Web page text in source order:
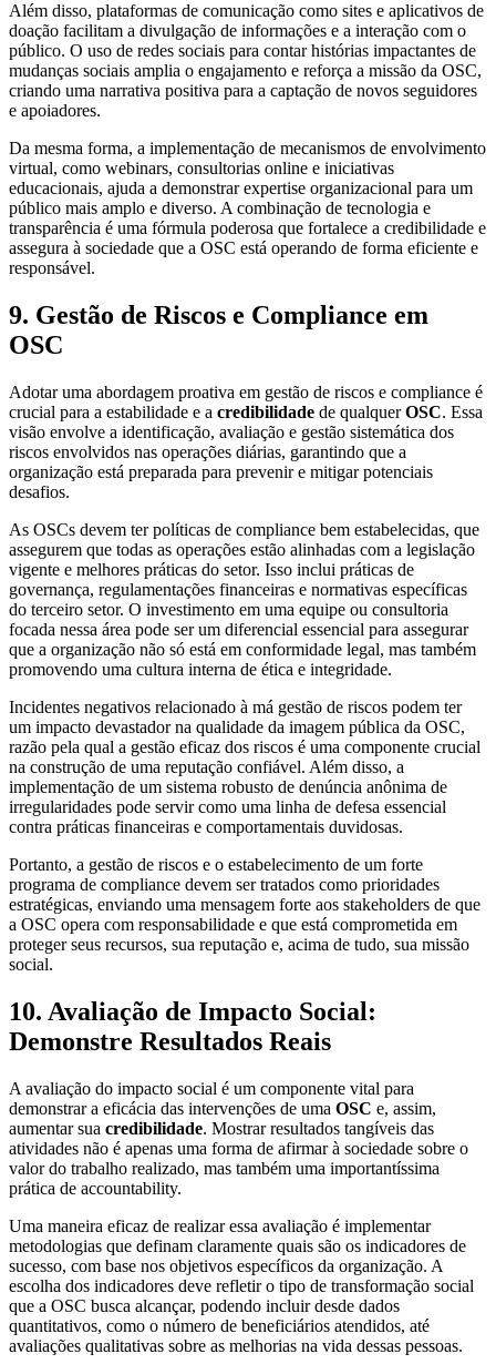
Além disso, plataformas de comunicação como sites e aplicativos de
doação facilitam a divulgação de informações e a interação com o
público. O uso de redes sociais para contar histórias impactantes de
mudanças sociais amplia o engajamento e reforça a missão da OSC,
criando uma narrativa positiva para a captação de novos seguidores
e apoiadores.
Da mesma forma, a implementação de mecanismos de envolvimento
virtual, como webinars, consultorias online e iniciativas
educacionais, ajuda a demonstrar expertise organizacional para um
público mais amplo e diverso. A combinação de tecnologia e
transparência é uma fórmula poderosa que fortalece a credibilidade e
assegura à sociedade que a OSC está operando de forma eficiente e
responsável.
9. Gestão de Riscos e Compliance em
OSC
Adotar uma abordagem proativa em gestão de riscos e compliance é
crucial para a estabilidade e a credibilidade de qualquerOSC. Essa
visão envolve a identificação, avaliação e gestão sistemática dos
riscos envolvidos nas operações diárias, garantindo que a
organização está preparada para prevenir e mitigar potenciais
desafios.
As OSCs devem ter políticas de compliance bem estabelecidas, que
assegurem que todas as operações estão alinhadas com a legislação
vigente e melhores práticas do setor. Isso inclui práticas de
governança, regulamentações financeiras e normativas específicas
do terceiro setor. O investimento em uma equipe ou consultoria
focada nessa área pode ser um diferencial essencial para assegurar
que a organização não só está em conformidade legal, mas também
promovendo uma cultura interna de ética e integridade.
Incidentes negativos relacionado à má gestão de riscos podem ter
um impacto devastador na qualidade da imagem pública da OSC,
razão pela qual a gestão eficaz dos riscos é uma componente crucial
na construção de uma reputação confiável. Além disso, a
implementação de um sistema robusto de denúncia anônima de
irregularidades pode servir como uma linha de defesa essencial
contra práticas financeiras e comportamentais duvidosas.
Portanto, a gestão de riscos e o estabelecimento de um forte
programa de compliance devem ser tratados como prioridades
estratégicas, enviando uma mensagem forte aos stakeholders de que
a OSC opera com responsabilidade e que está comprometida em
proteger seus recursos, sua reputação e, acima de tudo, sua missão
social.
10. Avaliação de Impacto Social:
Demonstre Resultados Reais
A avaliação do impacto social é um componente vital para
demonstrar a eficácia das intervenções de uma OSC e, assim,
aumentar sua credibilidade. Mostrar resultados tangíveis das
atividades não é apenas uma forma de afirmar à sociedade sobre o
valor do trabalho realizado, mas também uma importantíssima
prática de accountability.
Uma maneira eficaz de realizar essa avaliação é implementar
metodologias que definam claramente quais são os indicadores de
sucesso, com base nos objetivos específicos da organização. A
escolha dos indicadores deve refletir o tipo de transformação social
que a OSC busca alcançar, podendo incluir desde dados
quantitativos, como o número de beneficiários atendidos, até
avaliações qualitativas sobre as melhorias na vida dessas pessoas.